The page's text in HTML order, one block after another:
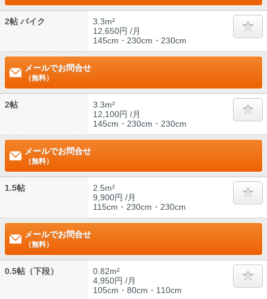
2帖 バイク
3.3m²
12,650円 /月
145cm・230cm・230cm
メールでお問合せ
（無料）
2帖
3.3m²
12,100円 /月
145cm・230cm・230cm
メールでお問合せ
（無料）
1.5帖
2.5m²
9,900円 /月
115cm・230cm・230cm
メールでお問合せ
（無料）
0.5帖（下段）
0.82m²
4,950円 /月
105cm・80cm・110cm